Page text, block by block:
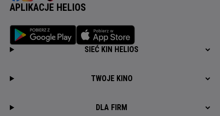
APLIKACJE HELIOS
SIEĆ KIN HELIOS
TWOJE KINO
DLA FIRM